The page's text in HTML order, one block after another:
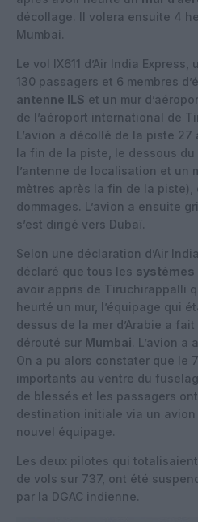
décollage. Il volera ensuite 4
Mumbai.
Le vol IX611 d’Air India Express,
130 passagers et 6 membres
antenne ILS et un mur
de l’aéroport international de
L’avion a décollé de la piste 27
la fin de la piste, le dessous
l’antenne de localisation et un
mètres après la fin de la piste),
dommages. L’avion a ensuite
s’est dirigé vers Dubaï.
Selon une déclaration d’Air
déclaré que tous les systèmes
avoir appris de Tiruchirappalli
heurté un mur, l’équipage qui
dessus de la mer d’Arabie a
dérouté sur Mumbai. L’avion a
On a pu alors constater que le
importants au ventre du
de blessés et les passagers
destination initiale via un avion
nouvel équipage.
Les deux pilotes qui
de vols sur 737, ont été
par la DGAC indienne.